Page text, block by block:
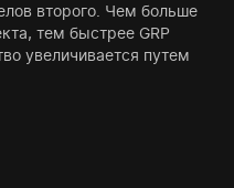
второго. Чем больше
тем быстрее GRP
увеличивается путем